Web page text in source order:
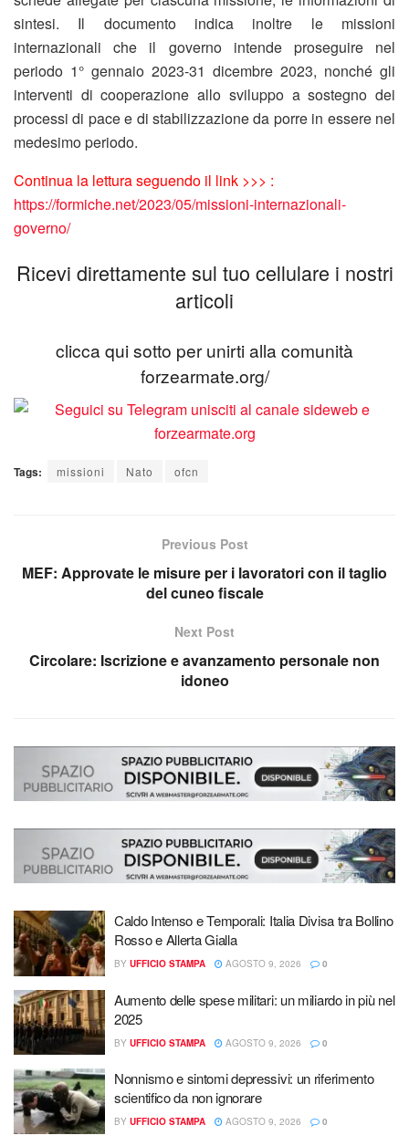
sintesi. Il documento indica inoltre le missioni
internazionali che il governo intende proseguire nel
periodo 1° gennaio 2023-31 dicembre 2023, nonché gli
interventi di cooperazione allo sviluppo a sostegno dei
processi di pace e di stabilizzazione da porre in essere nel
medesimo periodo.
Continua la lettura seguendo il link >>> :
https://formiche.net/2023/05/missioni-internazionali-
governo/
Ricevi direttamente sul tuo cellulare i nostri
articoli
clicca qui sotto per unirti alla comunità
forzearmate.org/
Tags: missioni Nato ofcn
Previous Post
MEF: Approvate le misure per i lavoratori con il taglio
del cuneo fiscale
Next Post
Circolare: Iscrizione e avanzamento personale non
idoneo
Caldo Intenso e Temporali: Italia Divisa tra Bollino
Rosso e Allerta Gialla
BY UFFICIO STAMPA AGOSTO 9, 2026 0
Aumento delle spese militari: un miliardo in più nel
2025
BY UFFICIO STAMPA AGOSTO 9, 2026 0
Nonnismo e sintomi depressivi: un riferimento
scientifico da non ignorare
BY UFFICIO STAMPA AGOSTO 9, 2026 0